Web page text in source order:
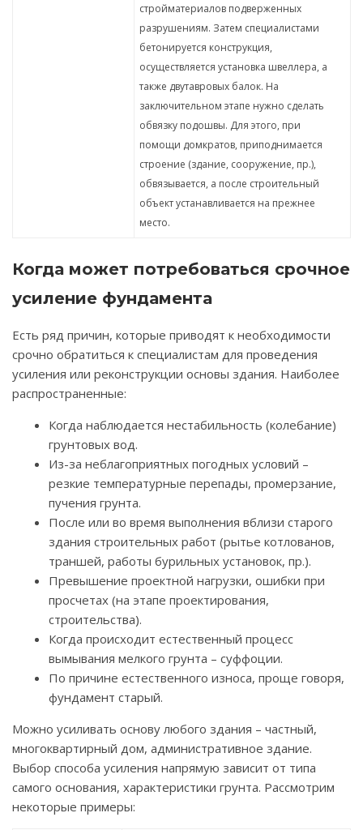
стройматериалов подверженных
разрушениям. Затем специалистами
бетонируется конструкция,
осуществляется установка швеллера, а
также двутавровых балок. На
заключительном этапе нужно сделать
обвязку подошвы. Для этого, при
помощи домкратов, приподнимается
строение (здание, сооружение, пр.),
обвязывается, а после строительный
объект устанавливается на прежнее
место.
Когда может потребоваться срочное
усиление фундамента
Есть ряд причин, которые приводят к необходимости
срочно обратиться к специалистам для проведения
усиления или реконструкции основы здания. Наиболее
распространенные:
Когда наблюдается нестабильность (колебание)
грунтовых вод.
Из-за неблагоприятных погодных условий –
резкие температурные перепады, промерзание,
пучения грунта.
После или во время выполнения вблизи старого
здания строительных работ (рытье котлованов,
траншей, работы бурильных установок, пр.).
Превышение проектной нагрузки, ошибки при
просчетах (на этапе проектирования,
строительства).
Когда происходит естественный процесс
вымывания мелкого грунта – суффоции.
По причине естественного износа, проще говоря,
фундамент старый.
Можно усиливать основу любого здания – частный,
многоквартирный дом, административное здание.
Выбор способа усиления напрямую зависит от типа
самого основания, характеристики грунта. Рассмотрим
некоторые примеры: